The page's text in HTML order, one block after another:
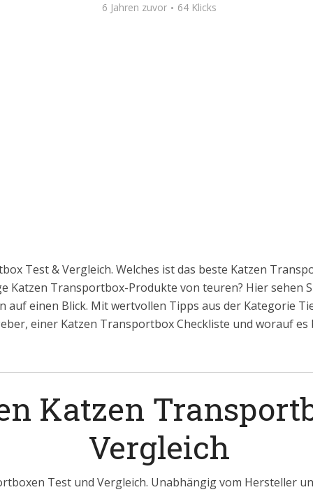
6 Jahren zuvor 64 Klicks
Test & Vergleich. Welches ist das beste Katzen
Katzen Transportbox-Produkte von teuren? Hier sehen
auf einen Blick. Mit wertvollen Tipps aus der Kategorie
einer Katzen Transportbox Checkliste und worauf
Katzen
Vergleich
Test und Vergleich. Unabhängig vom Hersteller